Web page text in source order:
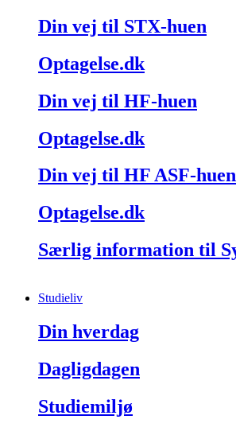
Din vej til STX-huen
Optagelse.dk
Din vej til HF-huen
Optagelse.dk
Din vej til HF ASF-huen
Optagelse.dk
Særlig information til
Studieliv
Din hverdag
Dagligdagen
Studiemiljø